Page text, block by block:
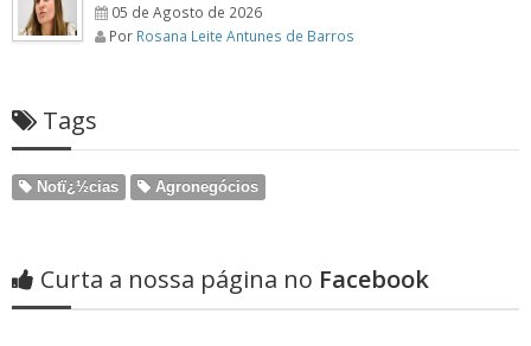
05 de Agosto de 2026
Por Rosana Leite Antunes de Barros
Tags
Notï¿½cias Agronegócios
Curta a nossa página no Facebook